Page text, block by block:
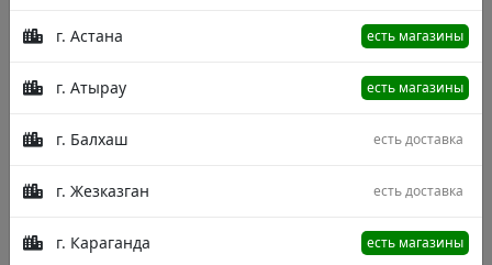
г. Астана есть магазины
г. Атырау есть магазины
г. Балхаш есть доставка
г. Жезказган есть доставка
г. Караганда есть магазины
Набор наволочек Набор наволочек